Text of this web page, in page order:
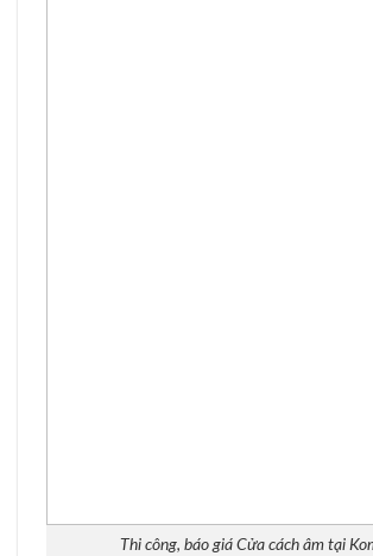
Thi công, báo giá Cửa cách âm tại